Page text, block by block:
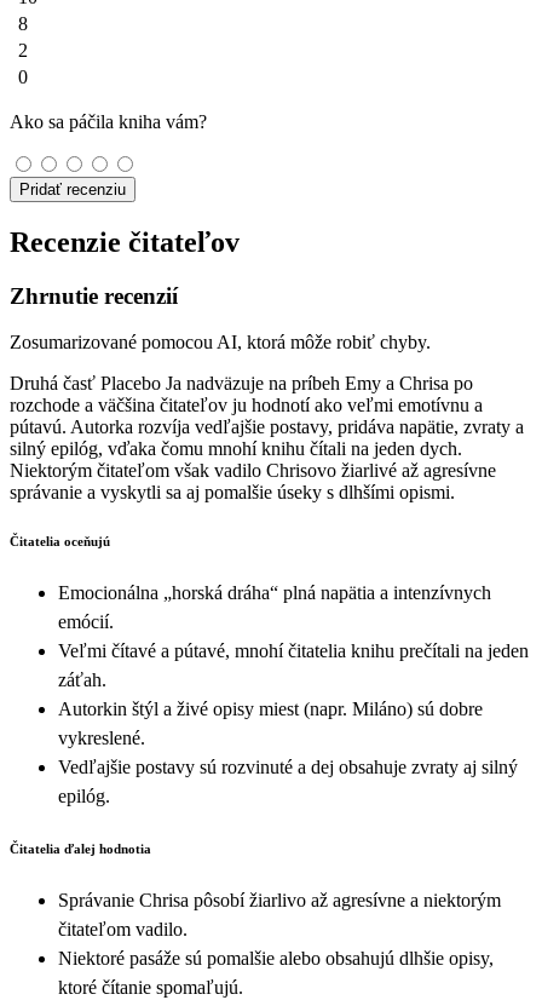
8
2
0
Ako sa páčila kniha vám?
Pridať recenziu
Recenzie čitateľov
Zhrnutie recenzií
Zosumarizované pomocou AI, ktorá môže robiť chyby.
Druhá časť Placebo Ja nadväzuje na príbeh Emy a Chrisa po
rozchode a väčšina čitateľov ju hodnotí ako veľmi emotívnu a
pútavú. Autorka rozvíja vedľajšie postavy, pridáva napätie, zvraty a
silný epilóg, vďaka čomu mnohí knihu čítali na jeden dych.
Niektorým čitateľom však vadilo Chrisovo žiarlivé až agresívne
správanie a vyskytli sa aj pomalšie úseky s dlhšími opismi.
Čitatelia oceňujú
Emocionálna „horská dráha“ plná napätia a intenzívnych
emócií.
Veľmi čítavé a pútavé, mnohí čitatelia knihu prečítali na jeden
záťah.
Autorkin štýl a živé opisy miest (napr. Miláno) sú dobre
vykreslené.
Vedľajšie postavy sú rozvinuté a dej obsahuje zvraty aj silný
epilóg.
Čitatelia ďalej hodnotia
Správanie Chrisa pôsobí žiarlivo až agresívne a niektorým
čitateľom vadilo.
Niektoré pasáže sú pomalšie alebo obsahujú dlhšie opisy,
ktoré čítanie spomaľujú.